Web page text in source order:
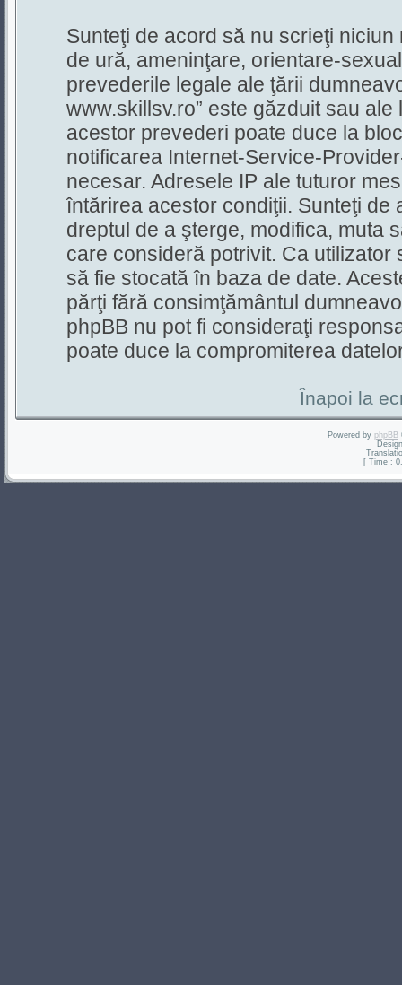
Sunteţi de acord să nu scrieţi
de ură, ameninţare, orientare-
prevederile legale ale ţării
www.skillsv.ro” este găzduit sau
acestor prevederi poate duce la
notificarea Internet-Service-
necesar. Adresele IP ale tuturor
întărirea acestor condiţii. Sunteţi de
dreptul de a şterge, modifica, muta
care consideră potrivit. Ca
să fie stocată în baza de date.
părţi fără consimţământul
phpBB nu pot fi consideraţi
poate duce la compromiterea
Înapoi la
Powered by phpBB
[ Time :